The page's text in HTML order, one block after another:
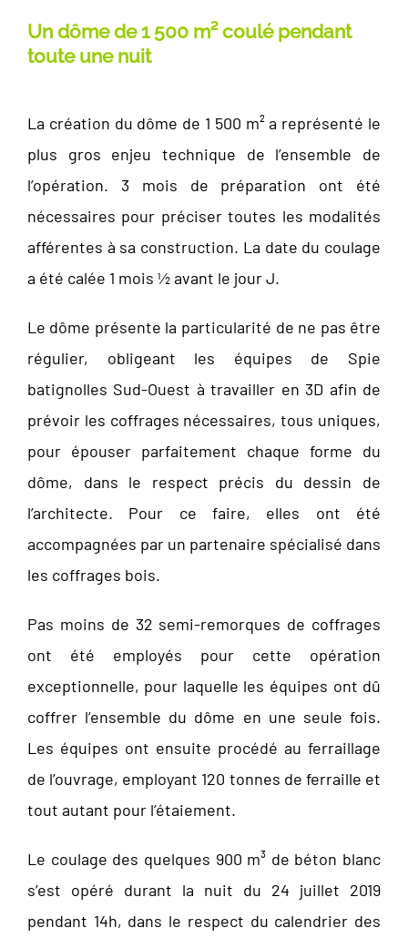
Un dôme de 1 500 m² coulé pendant
toute une nuit
La création du dôme de 1 500 m² a représenté le
plus gros enjeu technique de l’ensemble de
l’opération. 3 mois de préparation ont été
nécessaires pour préciser toutes les modalités
afférentes à sa construction. La date du coulage
a été calée 1 mois ½ avant le jour J.
Le dôme présente la particularité de ne pas être
régulier, obligeant les équipes de Spie
batignolles Sud-Ouest à travailler en 3D afin de
prévoir les coffrages nécessaires, tous uniques,
pour épouser parfaitement chaque forme du
dôme, dans le respect précis du dessin de
l’architecte. Pour ce faire, elles ont été
accompagnées par un partenaire spécialisé dans
les coffrages bois.
Pas moins de 32 semi-remorques de coffrages
ont été employés pour cette opération
exceptionnelle, pour laquelle les équipes ont dû
coffrer l’ensemble du dôme en une seule fois.
Les équipes ont ensuite procédé au ferraillage
de l’ouvrage, employant 120 tonnes de ferraille et
tout autant pour l’étaiement.
Le coulage des quelques 900 m³ de béton blanc
s’est opéré durant la nuit du 24 juillet 2019
pendant 14h, dans le respect du calendrier des